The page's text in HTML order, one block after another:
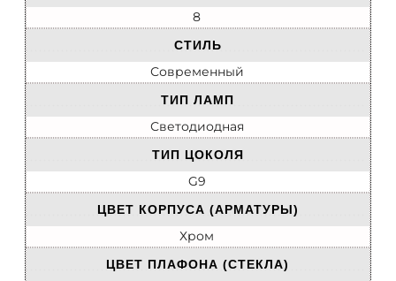
8
СТИЛЬ
Современный
ТИП ЛАМП
Светодиодная
ТИП ЦОКОЛЯ
G9
ЦВЕТ КОРПУСА (АРМАТУРЫ)
Хром
ЦВЕТ ПЛАФОНА (СТЕКЛА)